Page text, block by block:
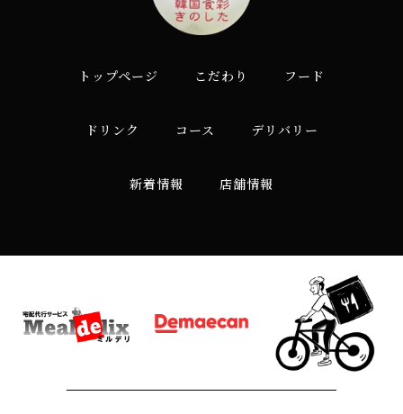
トップページ こだわり フード
ドリンク コース デリバリー
新着情報 店舗情報